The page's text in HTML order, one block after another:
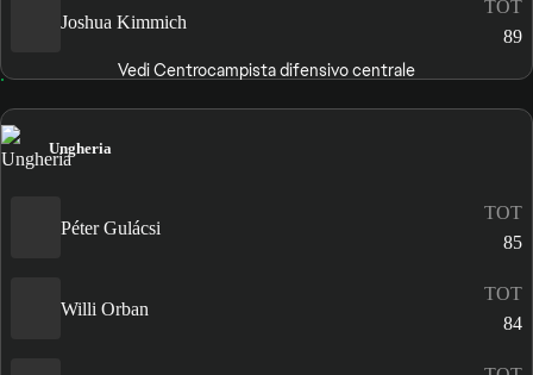
Joshua Kimmich
TOT
89
Vedi Centrocampista difensivo centrale
Ungheria
Péter Gulácsi
TOT
85
Willi Orban
TOT
84